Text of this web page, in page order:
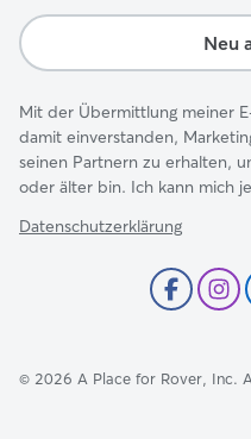
Adresse …
Neu
Mit der Übermittlung meiner
damit einverstanden,
seinen Partnern zu erhalten,
oder älter bin. Ich kann mich
Datenschutzerklärung
© 2026 A Place for Rover, Inc.